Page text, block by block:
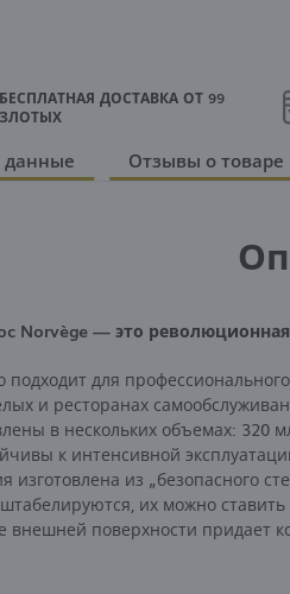
БЕСПЛАТНАЯ ДОСТАВКА ОТ 99
ЗЛОТЫХ
данные Отзывы о товаре
Norvège — это
подходит для
и ресторанах
в нескольких объемах: 320
к интенсивной
изготовлена из „безопасного
их можно
внешней поверхности придает